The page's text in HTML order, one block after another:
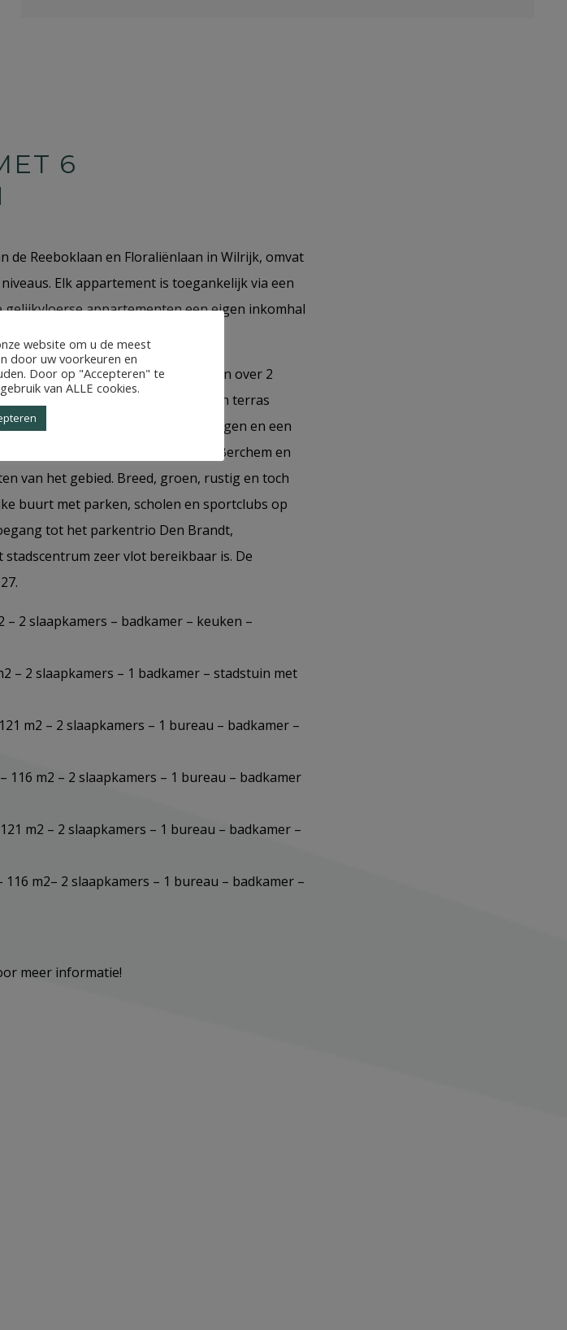
6
de Reeboklaan en Floraliënlaan in Wilrijk, omvat
Elk appartement is toegankelijk via een
appartementen een eigen inkomhal
ca. 91 m2 – ca.115 m2, beschikken over 2
buitenruimte in de vorm van een terras
parkeerplaatsen, private bergingen en een
gelegen op de grens van Berchem en
van het gebied. Breed, groen, rustig en toch
buurt met parken, scholen en sportclubs op
tot het parkentrio Den Brandt,
zeer vlot bereikbaar is. De
– 2 slaapkamers – badkamer – keuken –
– 2 slaapkamers – 1 badkamer – stadstuin met
m2 – 2 slaapkamers – 1 bureau – badkamer –
116 m2 – 2 slaapkamers – 1 bureau – badkamer
m2 – 2 slaapkamers – 1 bureau – badkamer –
116 m2– 2 slaapkamers – 1 bureau – badkamer –
meer informatie!
website om u de meest
door uw voorkeuren en
Door op "Accepteren" te
van ALLE cookies.